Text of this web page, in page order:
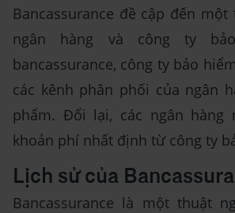
Bancassurance đề cập đến
ngân hàng và công ty
bancassurance, công ty bảo
các kênh phân phối của ngân
phẩm. Đổi lại, các ngân hàng
khoản phí nhất định từ công ty
Lịch sử của
Bancassurance là một thuật